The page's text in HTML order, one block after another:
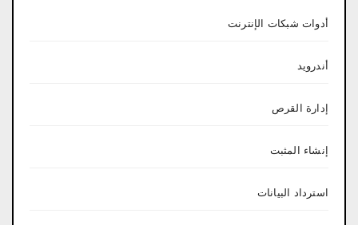
أدوات شبكات الإنترنت
أندرويد
إدارة القرص
إنشاء المثبت
استرداد البيانات